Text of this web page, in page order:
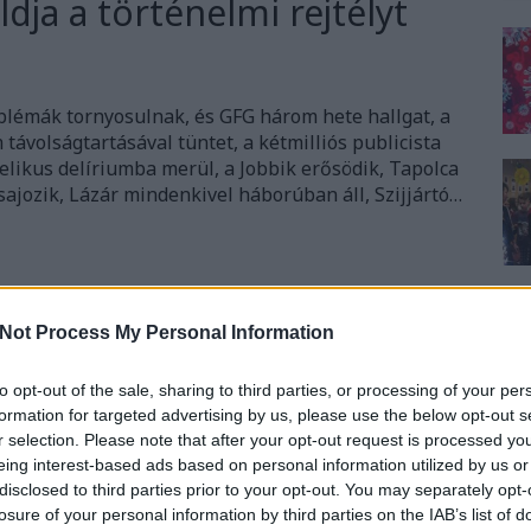
Process My Personal Information
opt-out of the sale, sharing to third parties, or processing of your
for targeted advertising by us, please use the below opt-out
selection. Please note that after your opt-out request is processed
interest-based ads based on personal information utilized by us
to third parties prior to your opt-out. You may separately
of your personal information by third parties on the IAB’s list of
a történelmi rejtélyt
tornyosulnak, és GFG három hete hallgat, a
távolságtartásával tüntet, a kétmilliós publicista
delíriumba merül, a Jobbik erősödik, Tapolca
Lázár mindenkivel háborúban áll, Szijjártó…
TOVÁBB
7komment
széles gábor jobboldali média barguzin ál-petőfi
Orbánt